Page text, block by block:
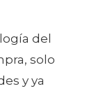
del
solo
y ya